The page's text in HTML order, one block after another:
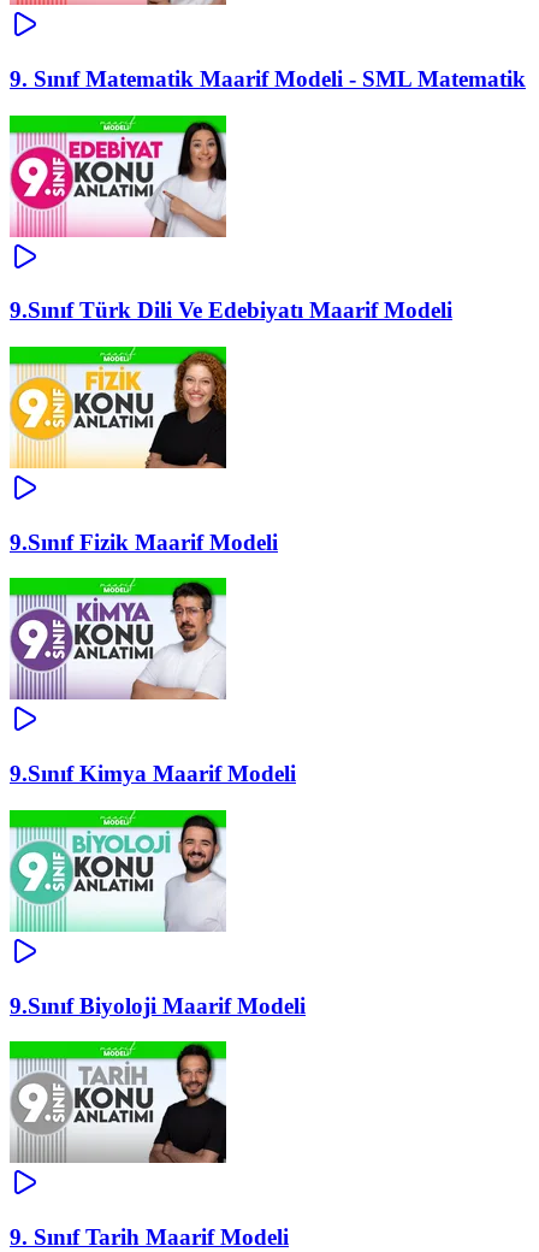
9. Sınıf Matematik Maarif Modeli - SML Matematik
9.Sınıf Türk Dili Ve Edebiyatı Maarif Modeli
9.Sınıf Fizik Maarif Modeli
9.Sınıf Kimya Maarif Modeli
9.Sınıf Biyoloji Maarif Modeli
9. Sınıf Tarih Maarif Modeli